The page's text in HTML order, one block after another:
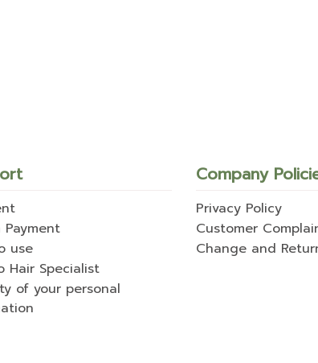
Payment
use
Hair Specialist
of your personal
Company
Privacy Policy
Customer
Change and